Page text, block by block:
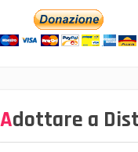
Adottare a